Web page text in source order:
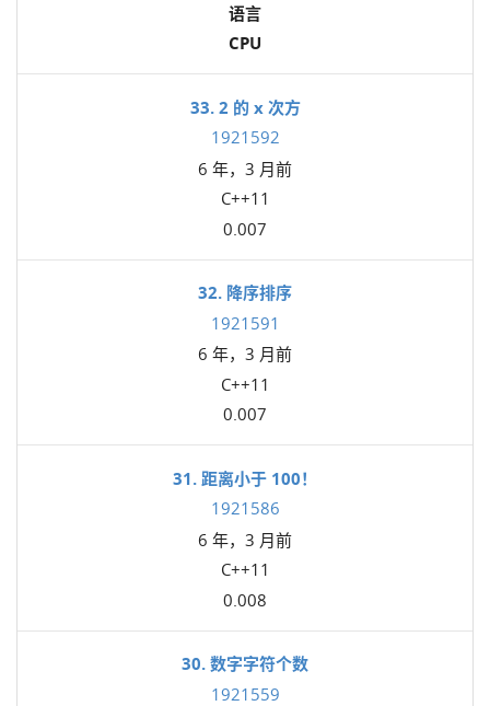
语言
CPU
33. 2 的 x 次方
1921592
6 年，3 月前
C++11
0.007
32. 降序排序
1921591
6 年，3 月前
C++11
0.007
31. 距离小于 100！
1921586
6 年，3 月前
C++11
0.008
30. 数字字符个数
1921559